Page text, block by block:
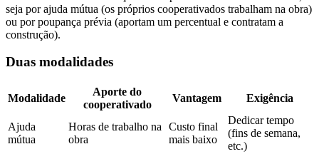
seja por ajuda mútua (os próprios cooperativados trabalham na obra)
ou por poupança prévia (aportam um percentual e contratam a
construção).
Duas modalidades
Modalidade
Aporte do
cooperativado
Vantagem Exigência
Ajuda
mútua
Horas de trabalho na
obra
Custo final
mais baixo
Dedicar tempo
(fins de semana,
etc.)